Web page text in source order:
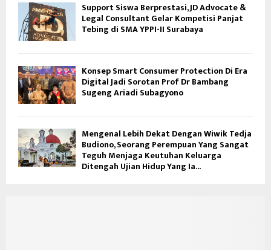
Support Siswa Berprestasi, JD Advocate &
Legal Consultant Gelar Kompetisi Panjat
Tebing di SMA YPPI-II Surabaya
Konsep Smart Consumer Protection Di Era
Digital Jadi Sorotan Prof Dr Bambang
Sugeng Ariadi Subagyono
Mengenal Lebih Dekat Dengan Wiwik Tedja
Budiono, Seorang Perempuan Yang Sangat
Teguh Menjaga Keutuhan Keluarga
Ditengah Ujian Hidup Yang Ia...